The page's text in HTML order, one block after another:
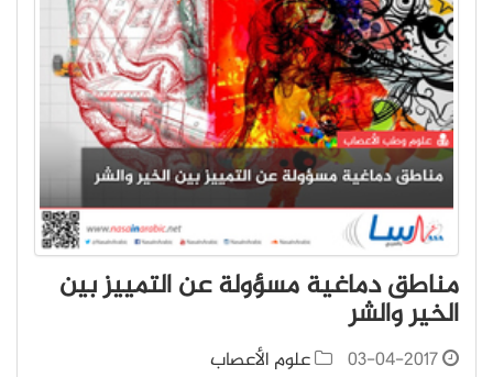
مناطق دماغية مسؤولة عن التمييز بين
الخير والشر
03-04-2017
علوم الأعصاب